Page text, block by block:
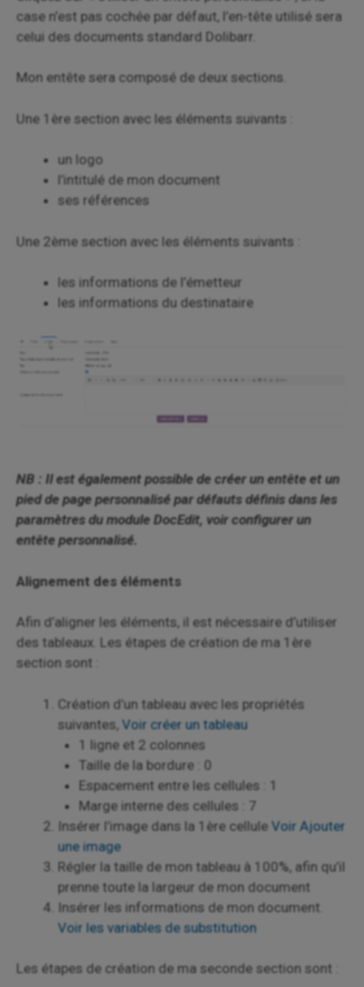
case n’est pas cochée par défaut, l’en-tête utilisé sera
celui des documents standard Dolibarr.
Mon entête sera composé de deux sections.
Une 1ère section avec les éléments suivants :
un logo
l’intitulé de mon document
ses références
Une 2ème section avec les éléments suivants :
les informations de l’émetteur
les informations du destinataire
NB : Il est également possible de créer un entête et un
pied de page personnalisé par défauts définis dans les
paramètres du module DocEdit, voir configurer un
entête personnalisé.
Alignement des éléments
Afin d’aligner les éléments, il est nécessaire d’utiliser
des tableaux. Les étapes de création de ma 1ère
section sont :
Création d’un tableau avec les propriétés
suivantes, Voir créer un tableau
1 ligne et 2 colonnes
Taille de la bordure : 0
Espacement entre les cellules : 1
Marge interne des cellules : 7
Insérer l’image dans la 1ère cellule Voir Ajouter
une image
Régler la taille de mon tableau à 100%, afin qu’il
prenne toute la largeur de mon document
Insérer les informations de mon document.
Voir les variables de substitution
Les étapes de création de ma seconde section sont :